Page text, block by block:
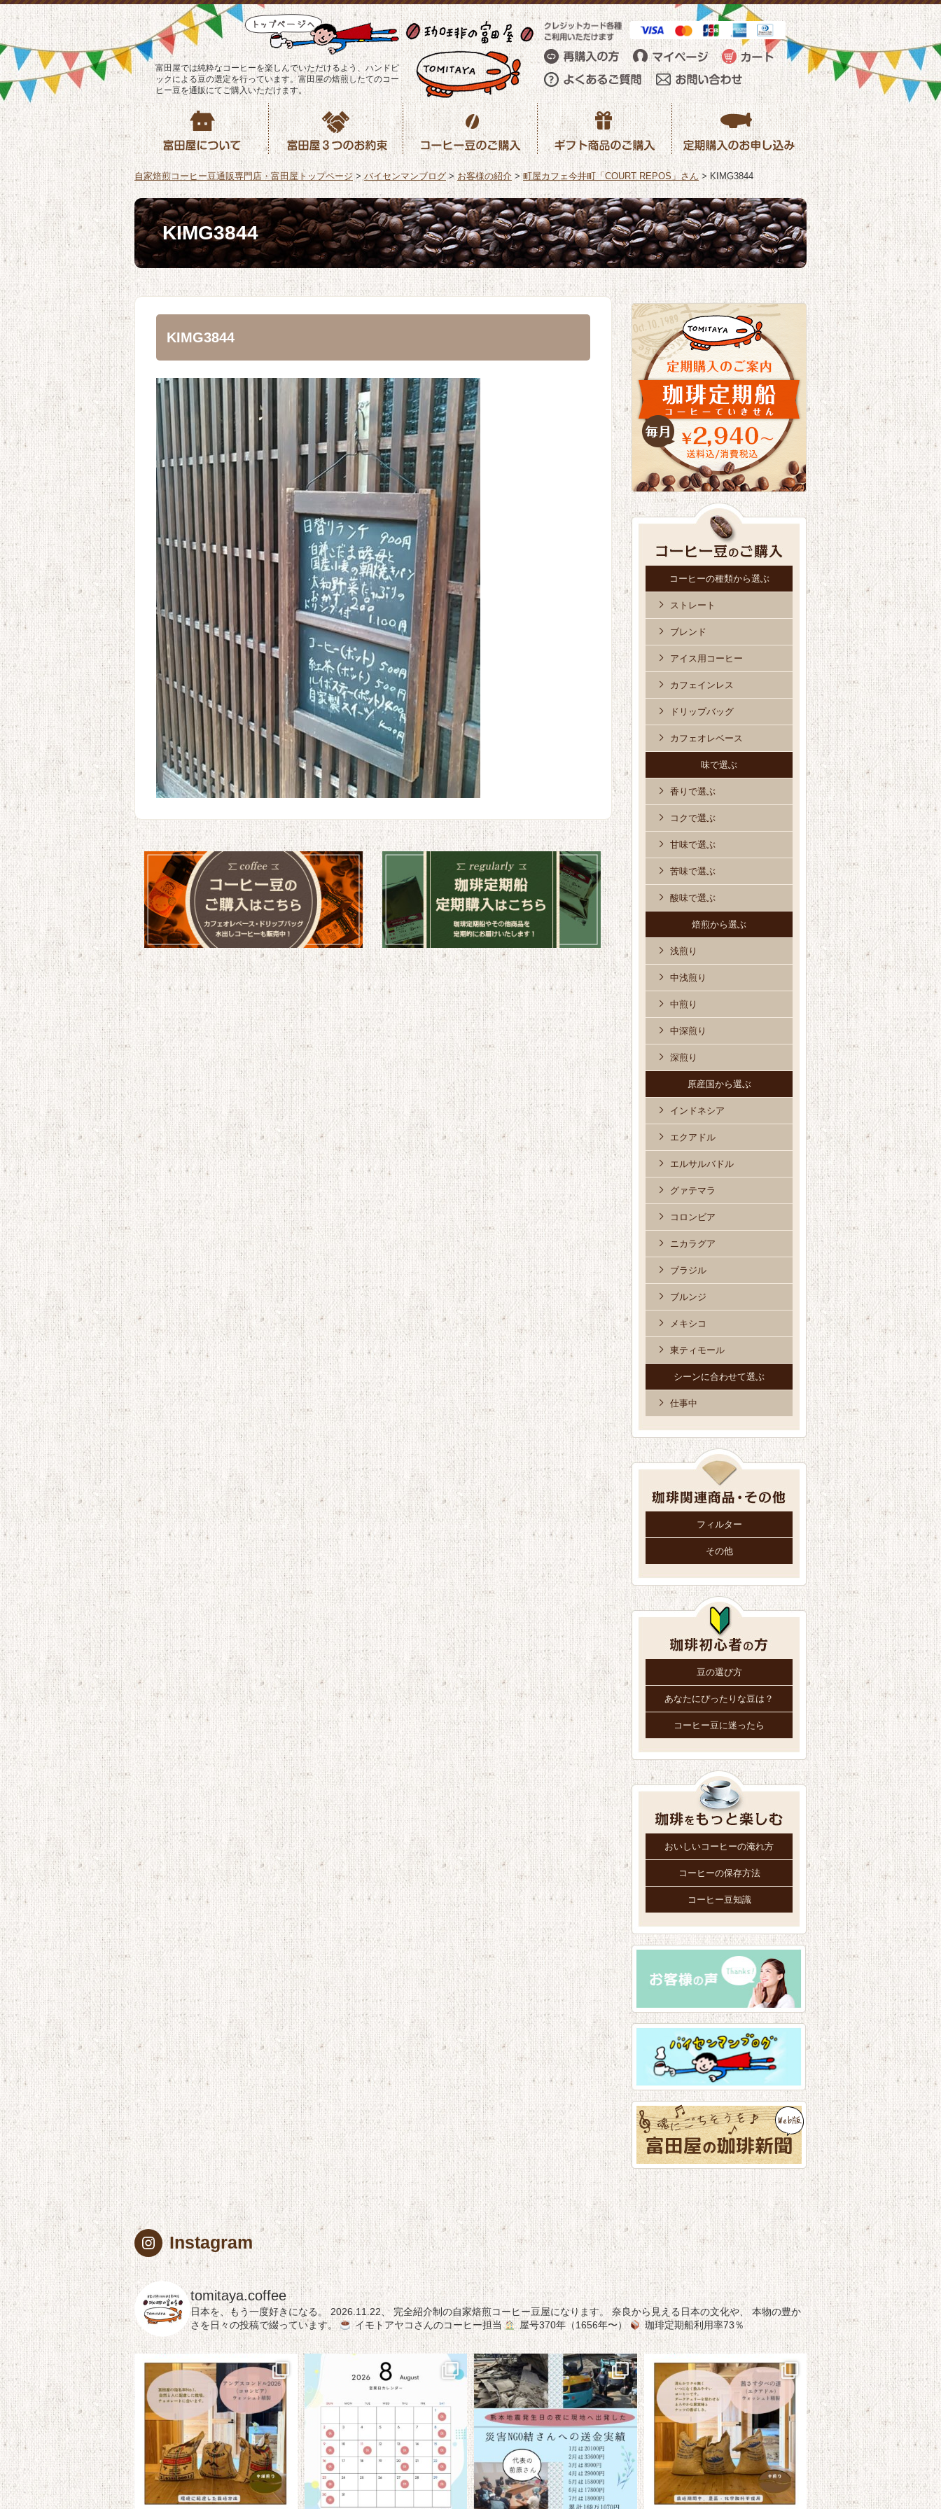
富田屋では純粋なコーヒーを楽しんでいただけるよう、ハンドピ
ックによる豆の選定を行っています。富田屋の焙煎したてのコー
ヒー豆を通販にてご購入いただけます。
自家焙煎コーヒー豆通販専門店・富田屋トップページ >バイセンマンブログ> お客様の紹介 >町屋カフェ今井町「COURT REPOS」さん> KIMG3844
KIMG3844
KIMG3844
コーヒーの種類から選ぶ
ストレート
ブレンド
アイス用コーヒー
カフェインレス
ドリップバッグ
カフェオレベース
味で選ぶ
香りで選ぶ
コクで選ぶ
甘味で選ぶ
苦味で選ぶ
酸味で選ぶ
焙煎から選ぶ
浅煎り
中浅煎り
中煎り
中深煎り
深煎り
原産国から選ぶ
インドネシア
エクアドル
エルサルバドル
グァテマラ
コロンビア
ニカラグア
ブラジル
ブルンジ
メキシコ
東ティモール
シーンに合わせて選ぶ
仕事中
フィルター
その他
豆の選び方
あなたにぴったりな豆は？
コーヒー豆に迷ったら
おいしいコーヒーの淹れ方
コーヒーの保存方法
コーヒー豆知識
Instagram
tomitaya.coffee
日本を、もう一度好きになる。 2026.11.22、 完全紹介制の自家焙煎コーヒー豆屋になります。 奈良から見える日本の文化や、
本物の豊か
さを日々の投稿で綴っています。
イモトアヤコさんのコーヒー担当 屋号370年（1656年〜） 珈琲定期船利用率73％